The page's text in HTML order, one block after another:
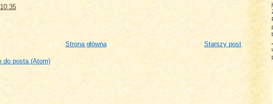
Starszy post
Strona główna
do posta (Atom)